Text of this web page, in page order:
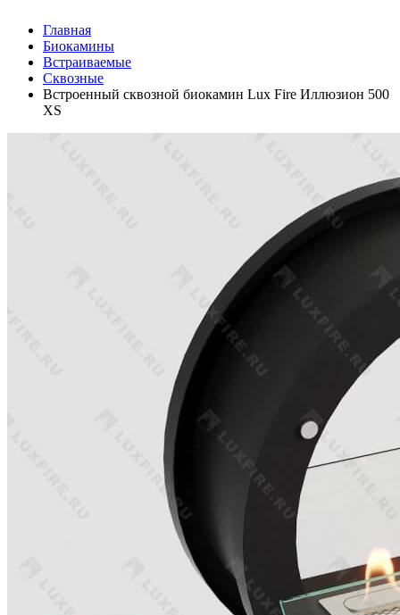
Главная
Биокамины
Встраиваемые
Сквозные
Встроенный сквозной биокамин Lux Fire Иллюзион 500
XS